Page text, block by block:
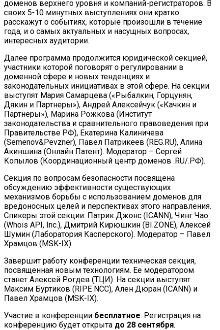
доменов верхнего уровня и компаний-регистраторов. В
своих 5-10 минутных выступлениях они кратко
расскажут о событиях, которые произошли в течение
года, и о самых актуальных и насущных вопросах,
интересных аудитории.
Далее программа продолжится юридической секцией,
участники которой поговорят о регулировании в
доменной сфере и новых тенденциях и
законодательных инициативах в этой сфере. На секции
выступят Мария Самарцева («Рыбалкин, Горцунян,
Дякин и Партнеры»), Андрей Алексейчук («Качкин и
Партнеры»), Марина Рожкова (Институт
законодательства и сравнительного правоведения при
Правительстве РФ), Екатерина Калиничева
(Semenov&Pevzner), Павел Патрикеев (REG.RU), Алина
Акиншина (Онлайн Патент). Модератор – Сергей
Копылов (Координационный центр доменов .RU/.РФ).
Секция по вопросам безопасности посвящена
обсуждению эффективности существующих
механизмов борьбы с использованием доменов для
вредоносных целей и перспективах этого направления.
Спикеры этой секции: Патрик Джонс (ICANN), Чинг Чао
(Whois API, Inc.), Дмитрий Кирюшкин (BI.ZONE), Алексей
Шумин (Лаборатория Касперского). Модератор – Павел
Храмцов (MSK-IX).
Завершит работу конференции техническая секция,
посвященная новым технологиям. Ее модератором
станет Алексей Рогдев (ТЦИ). На секции выступят
Максим Буртиков (RIPE NCC), Ален Дюран (ICANN) и
Павел Храмцов (MSK-IX).
Участие в конференции бесплатное. Регистрация на
конференцию будет открыта до 28 сентября.